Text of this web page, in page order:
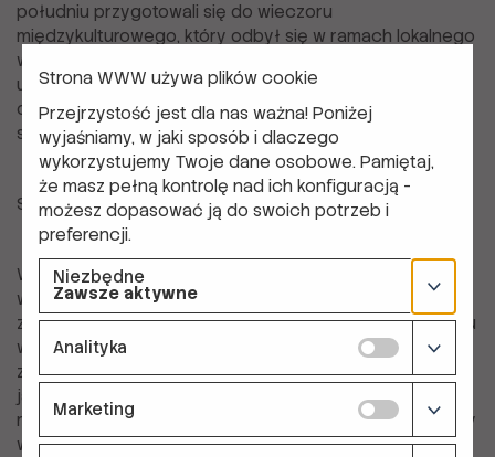
południu przygotowali się do wieczoru
międzykulturowego, który odbył się w ramach lokalnego
wydarzenia INPRO – Open Café. To wydarzenie dało
uczestnikom możliwość zaprezentowania tradycji,
dzielenia się jedzeniem i nawiązania kontaktu z lokalną
społecznością.
Symulacja Biznesowa i Wycieczka Terenowa
W czwartek uczestnicy zostali wprowadzeni
w symulacyjną grę biznesową przez Elę Szczepaniak
z firmy REVAS. Gra symulacyjna polegała na zarządzaniu
wirtualnym biurem podróży, co pomogło uczestnikom
zdobyć kluczowe umiejętności przedsiębiorcze, takie
jak zarządzanie kosztami, zadowolenie klientów oraz
rywalizacja na rynku. Kilku uczestników zakupiło grę, aby
wykorzystać ją w przyszłej pracy z młodzieżą.
Strona WWW używa plików cookie
Przejrzystość jest dla nas ważna! Poniżej
wyjaśniamy, w jaki sposób i dlaczego
wykorzystujemy Twoje dane osobowe. Pamiętaj,
że masz pełną kontrolę nad ich konfiguracją -
możesz dopasować ją do swoich potrzeb i
preferencji.
Niezbędne
Zawsze aktywne
Analityka
Marketing